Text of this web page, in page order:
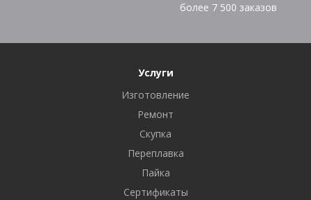
более 7 500 заказов
Услуги
Изготовление
Ремонт
Скупка
Переплавка
Пайка
Сертификаты